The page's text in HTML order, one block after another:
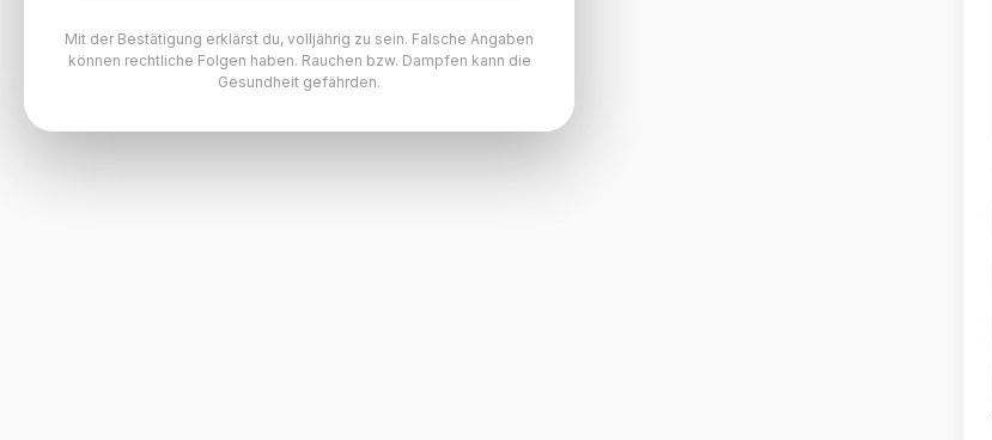
Mit der Bestätigung erklärst du, volljährig zu sein. Falsche Angaben
können rechtliche Folgen haben. Rauchen bzw. Dampfen kann die
Gesundheit gefährden.